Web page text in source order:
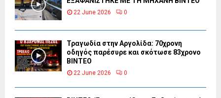
22 June 2026 0
Τραγωδία στην Αργολίδα: 70χρονη
οδηγός παρέσυρε και σκότωσε 83χρονο
ΒΙΝΤΕΟ
22 June 2026 0